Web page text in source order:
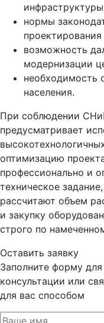
нормы
возможность
модернизации
необходимость
населения.
При соблюдении
предусматривает
оптимизацию
профессионально и
техническое
рассчитают объем
и закупку
строго по
Оставить заявку
Заполните форму
консультации или
для вас способом